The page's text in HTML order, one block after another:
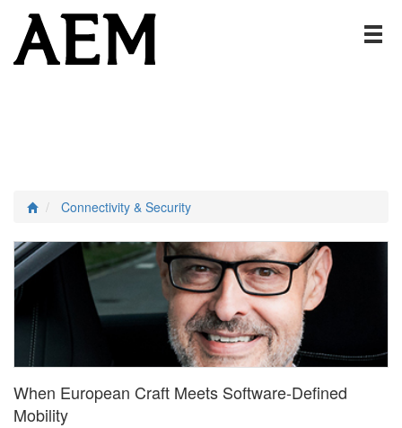
Connectivity & Security
When European Craft Meets Software-Defined
Mobility